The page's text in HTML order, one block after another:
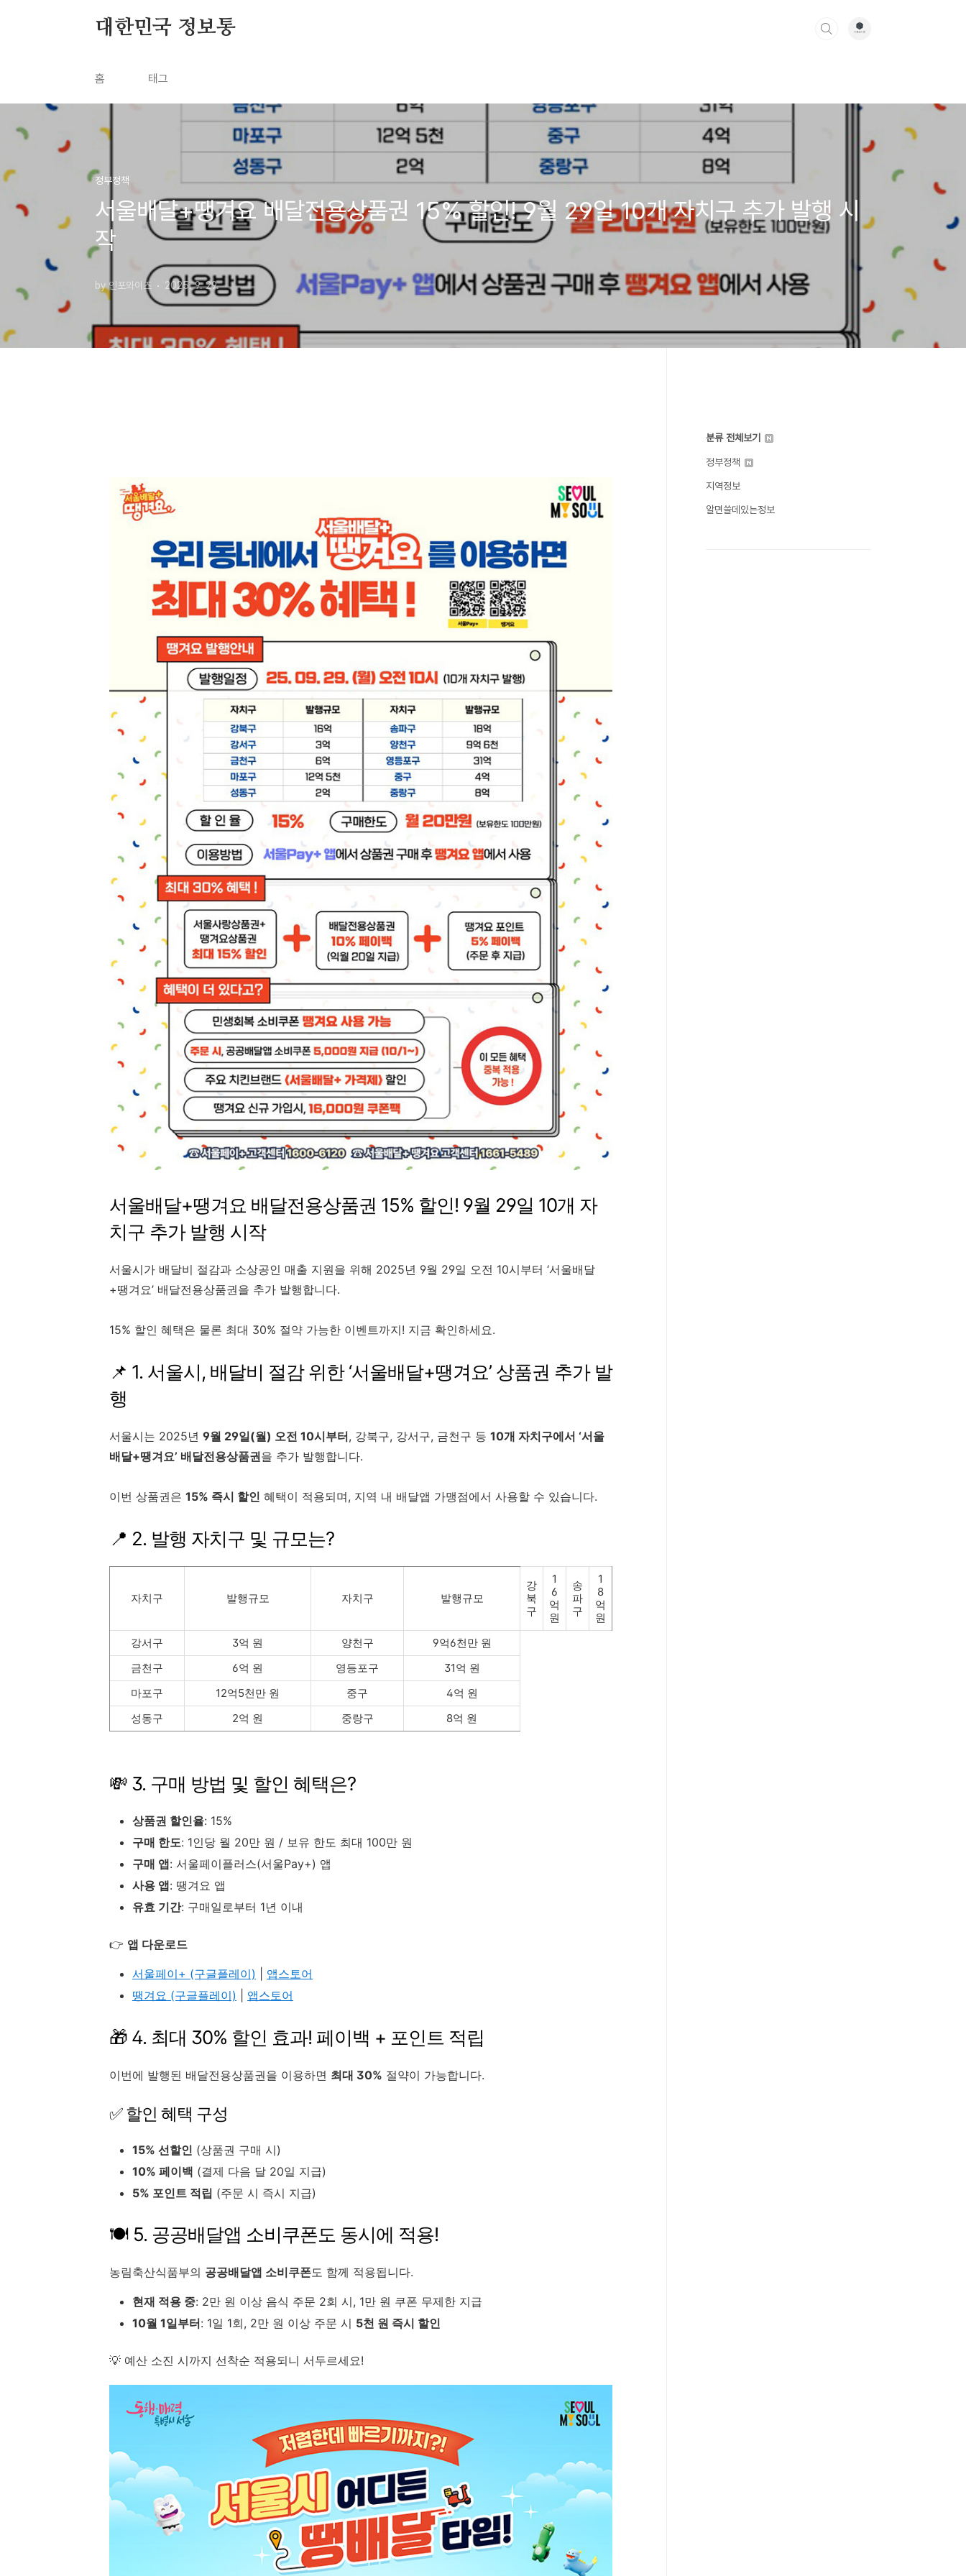
대한민국 정보통
홈 태그
정부정책
서울배달+땡겨요 배달전용상품권 15% 할인! 9월 29일 10개 자치구 추가 발행 시
작
by 인포와이즈 2025. 9. 29.
서울배달+땡겨요 배달전용상품권 15% 할인! 9월 29일 10개 자
치구 추가 발행 시작
서울시가 배달비 절감과 소상공인 매출 지원을 위해 2025년 9월 29일 오전 10시부터 ‘서울배달
+땡겨요’ 배달전용상품권을 추가 발행합니다.
15% 할인 혜택은 물론 최대 30% 절약 가능한 이벤트까지! 지금 확인하세요.
📌 1. 서울시, 배달비 절감 위한 ‘서울배달+땡겨요’ 상품권 추가 발
행
서울시는 2025년 9월 29일(월) 오전 10시부터, 강북구, 강서구, 금천구 등 10개 자치구에서 ‘서울
배달+땡겨요’ 배달전용상품권을 추가 발행합니다.
이번 상품권은 15% 즉시 할인 혜택이 적용되며, 지역 내 배달앱 가맹점에서 사용할 수 있습니다.
📍 2. 발행 자치구 및 규모는?
자치구 발행규모 자치구 발행규모
강
북
구
1
6
억
원
송
파
구
1
8
억
원
강서구
3억 원 양천구
9억6천만 원
금천구
6억 원 영등포구
31억 원
마포구
12억5천만 원 중구
4억 원
성동구
2억 원 중랑구 8억 원
💸 3. 구매 방법 및 할인 혜택은?
상품권 할인율: 15%
구매 한도: 1인당 월 20만 원 / 보유 한도 최대 100만 원
구매 앱: 서울페이플러스(서울Pay+) 앱
사용 앱: 땡겨요 앱
유효 기간: 구매일로부터 1년 이내
👉 앱 다운로드
서울페이+ (구글플레이)
앱스토어
땡겨요 (구글플레이)
앱스토어
🎁 4. 최대 30% 할인 효과! 페이백 + 포인트 적립
이번에 발행된 배달전용상품권을 이용하면 최대 30% 절약이 가능합니다.
✅ 할인 혜택 구성
15% 선할인 (상품권 구매 시)
10% 페이백 (결제 다음 달 20일 지급)
5% 포인트 적립 (주문 시 즉시 지급)
🍽 5. 공공배달앱 소비쿠폰도 동시에 적용!
농림축산식품부의 공공배달앱 소비쿠폰도 함께 적용됩니다.
현재 적용 중: 2만 원 이상 음식 주문 2회 시, 1만 원 쿠폰 무제한 지급
10월 1일부터: 1일 1회, 2만 원 이상 주문 시 5천 원 즉시 할인
💡 예산 소진 시까지 선착순 적용되니 서두르세요!
분류 전체보기
정부정책
지역정보
알면쓸데있는정보